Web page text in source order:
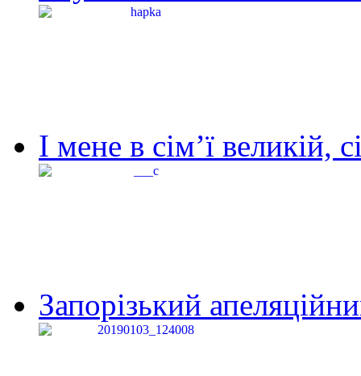
І мене в сім’ї великій,
Запорізький